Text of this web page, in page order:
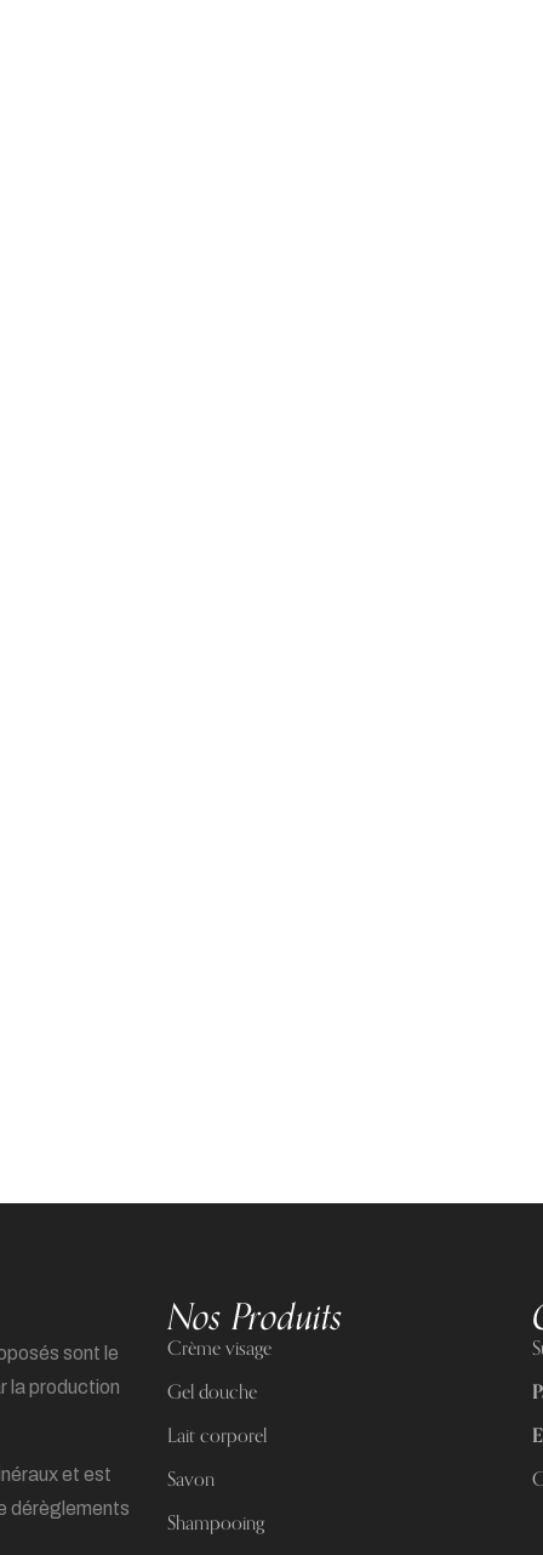
sont le
la production
et est
dérèglements
Nos Produits
Crème visage
Gel douche
Lait corporel
Savon
Shampooing